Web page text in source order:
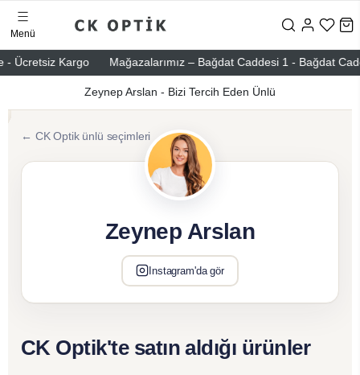
Ücretsiz Kargo Mağazalarımız – Bağdat Caddesi 1 - Bağdat
Menü
Zeynep Arslan - Bizi Tercih Eden Ünlü
← CK Optik ünlü seçimleri
Zeynep Arslan
Instagram'da gör
CK Optik'te satın aldığı ürünler